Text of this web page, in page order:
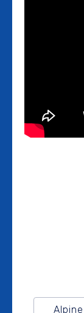
Alpine